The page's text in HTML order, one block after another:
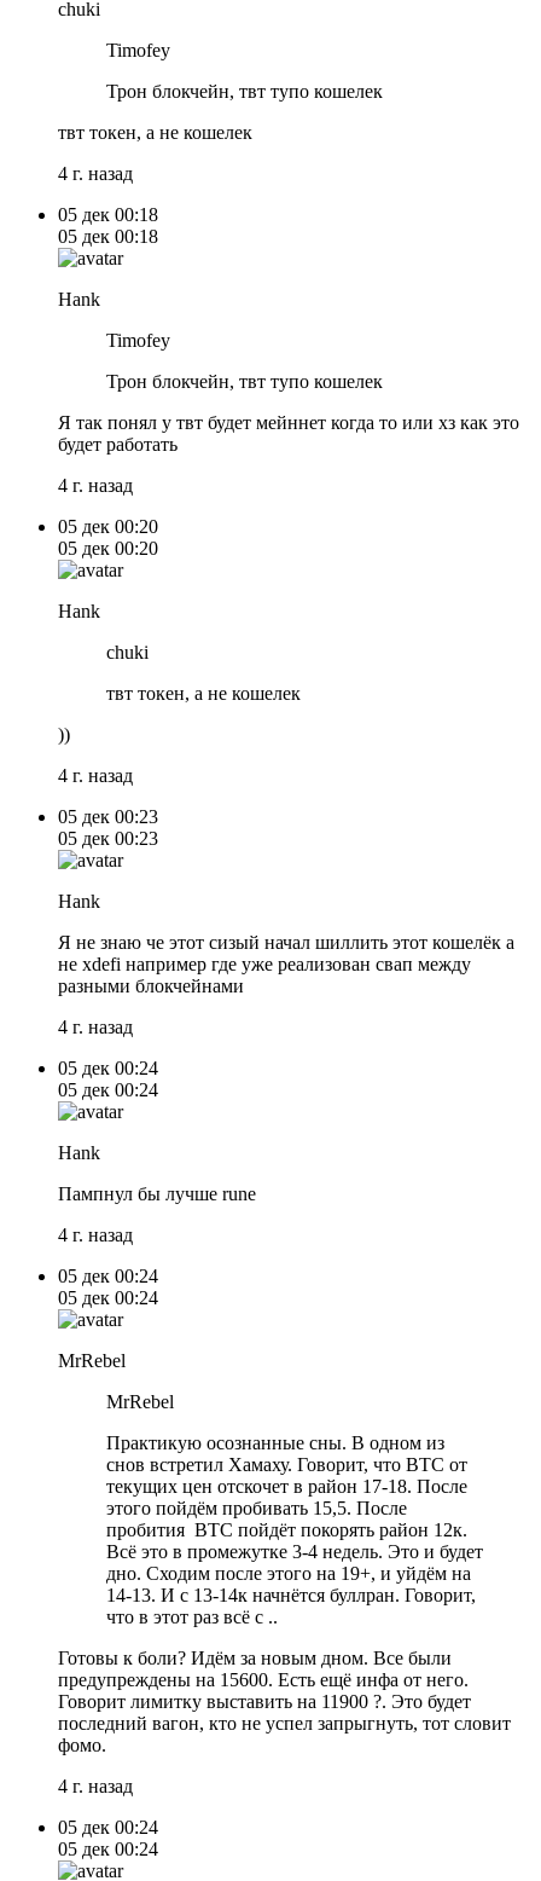
chuki
Timofey
Трон блокчейн, твт тупо кошелек
твт токен, а не кошелек
4 г. назад
05 дек 00:18
05 дек 00:18
Hank
Timofey
Трон блокчейн, твт тупо кошелек
Я так понял у твт будет мейннет когда то или хз как это
будет работать
4 г. назад
05 дек 00:20
05 дек 00:20
Hank
chuki
твт токен, а не кошелек
))
4 г. назад
05 дек 00:23
05 дек 00:23
Hank
Я не знаю че этот сизый начал шиллить этот кошелёк а
не xdefi например где уже реализован свап между
разными блокчейнами
4 г. назад
05 дек 00:24
05 дек 00:24
Hank
Пампнул бы лучше rune
4 г. назад
05 дек 00:24
05 дек 00:24
MrRebel
MrRebel
Практикую осознанные сны. В одном из
снов встретил Хамаху. Говорит, что BTC от
текущих цен отскочет в район 17-18. После
этого пойдём пробивать 15,5. После
пробития BTC пойдёт покорять район 12к.
Всё это в промежутке 3-4 недель. Это и будет
дно. Сходим после этого на 19+, и уйдём на
14-13. И с 13-14к начнётся буллран. Говорит,
что в этот раз всё с ..
Готовы к боли? Идём за новым дном. Все были
предупреждены на 15600. Есть ещё инфа от него.
Говорит лимитку выставить на 11900 ?. Это будет
последний вагон, кто не успел запрыгнуть, тот словит
фомо.
4 г. назад
05 дек 00:24
05 дек 00:24